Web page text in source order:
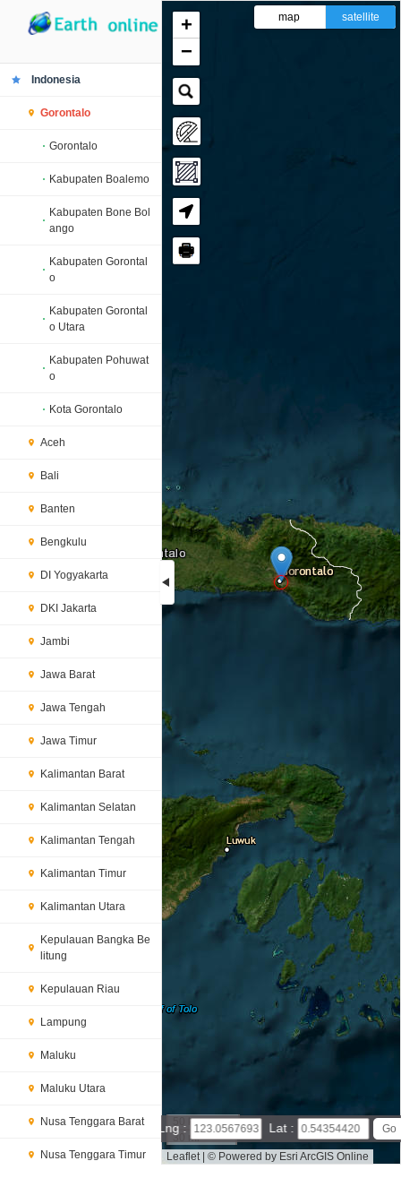
Indonesia
Gorontalo
Gorontalo
Kabupaten Boalemo
Kabupaten Bone Bol
ango
Kabupaten Gorontal
o
Kabupaten Gorontal
o Utara
Kabupaten Pohuwat
o
Kota Gorontalo
Aceh
Bali
Banten
Bengkulu
DI Yogyakarta
DKI Jakarta
Jambi
Jawa Barat
Jawa Tengah
Jawa Timur
Kalimantan Barat
Kalimantan Selatan
Kalimantan Tengah
Kalimantan Timur
Kalimantan Utara
Kepulauan Bangka Be
litung
Kepulauan Riau
Lampung
Maluku
Maluku Utara
Nusa Tenggara Barat
Nusa Tenggara Timur
+
−
🖶
50 km
30 mi
Leaflet © Powered by Esri ArcGIS Online
Lng : Lat :
map satellite